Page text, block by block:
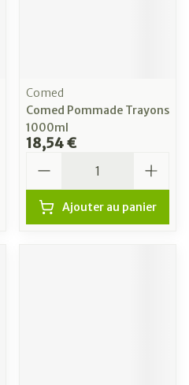
Comed
Comed Pommade Trayons
1000ml
18,54 €
Ajouter au panier